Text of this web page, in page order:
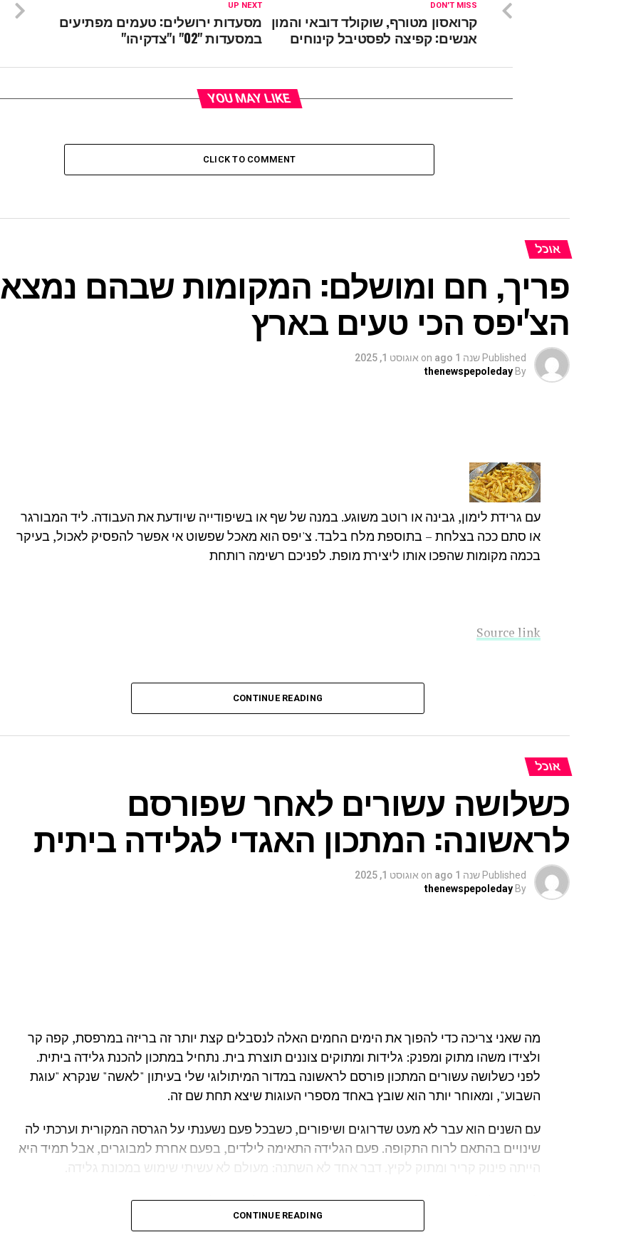
UP NEXT
מסעדות ירושלים: טעמים מפתיעים
במסעדות "02" ו"צדקיהו"
DON'T MISS
קרואסון מטורף, שוקולד דובאי והמון
אנשים: קפיצה לפסטיבל קינוחים
YOU MAY LIKE
CLICK TO COMMENT
אוכל
פריך, חם ומושלם: המקומות שבהם נמצא
הצ'יפס הכי טעים בארץ
Published שנה 1 ago on אוגוסט 1, 2025
By
thenewspepoleday
עם גרידת לימון, גבינה או רוטב משוגע. במנה של שף או בשיפודייה שיודעת את העבודה. ליד המבורגר
או סתם ככה בצלחת – בתוספת מלח בלבד. צ'יפס הוא מאכל שפשוט אי אפשר להפסיק לאכול, בעיקר
בכמה מקומות שהפכו אותו ליצירת מופת. לפניכם רשימה רותחת
Source link
CONTINUE READING
אוכל
כשלושה עשורים לאחר שפורסם
לראשונה: המתכון האגדי לגלידה ביתית
Published שנה 1 ago on אוגוסט 1, 2025
By
thenewspepoleday
מה שאני צריכה כדי להפוך את הימים החמים האלה לנסבלים קצת יותר זה בריזה במרפסת, קפה קר
ולצידו משהו מתוק ומפנק: גלידות ומתוקים צוננים תוצרת בית. נתחיל במתכון להכנת גלידה ביתית.
לפני כשלושה עשורים המתכון פורסם לראשונה במדור המיתולוגי שלי בעיתון "לאשה" שנקרא "עוגת
השבוע", ומאוחר יותר הוא שובץ באחד מספרי העוגות שיצא תחת שם זה.
עם השנים הוא עבר לא מעט שדרוגים ושיפורים, כשבכל פעם נשענתי על הגרסה המקורית וערכתי לה
שינויים בהתאם לרוח התקופה. פעם הגלידה התאימה לילדים, בפעם אחרת למבוגרים, אבל תמיד היא
הייתה פינוק קריר ומתוק לקיץ. דבר אחד לא השתנה: מעולם לא עשיתי שימוש במכונת גלידה.
לא נעים לי לומר, אבל עד היום איני משתמשת במכונה להכנת גלידה. נכון, אני עוסקת בתחום
הקולינריה וידועה כחובבת גאדג'טים למטבח, אבל לא מצאתי לנכון לרכוש מכונה כזו, גם לא את
CONTINUE READING